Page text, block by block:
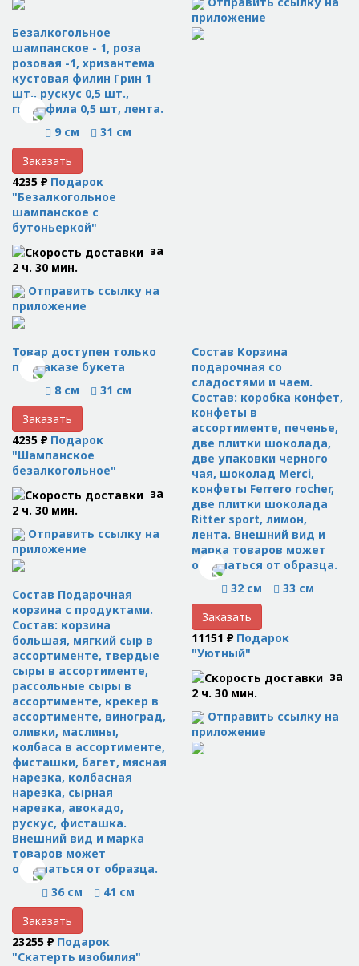
приложение
Безалкогольное
шампанское - 1, роза
розовая -1, хризантема
кустовая филин Грин 1
шт., рускус 0,5 шт.,
гипсофила 0,5 шт, лента.
9 см
31 см
Заказать
4235 ₽ Подарок
"Безалкогольное
шампанское с
бутоньеркой"
за
2 ч. 30 мин.
Отправить ссылку на
приложение
Состав Корзина
подарочная со
сладостями и чаем.
Состав: коробка конфет,
конфеты в
ассортименте, печенье,
две плитки шоколада,
две упаковки черного
чая, шоколад Merci,
конфеты Ferrero rocher,
две плитки шоколада
Ritter sport, лимон,
лента. Внешний вид и
марка товаров может
отличаться от образца.
32 см
33 см
Заказать
11151 ₽ Подарок
"Уютный"
за
2 ч. 30 мин.
Отправить ссылку на
приложение
Товар доступен только
при заказе букета
8 см
31 см
Заказать
4235 ₽ Подарок
"Шампанское
безалкогольное"
за
2 ч. 30 мин.
Отправить ссылку на
приложение
Состав Подарочная
корзина с продуктами.
Состав: корзина
большая, мягкий сыр в
ассортименте, твердые
сыры в ассортименте,
рассольные сыры в
ассортименте, крекер в
ассортименте, виноград,
оливки, маслины,
колбаса в ассортименте,
фисташки, багет, мясная
нарезка, колбасная
нарезка, сырная
нарезка, авокадо,
рускус, фисташка.
Внешний вид и марка
товаров может
отличаться от образца.
36 см
41 см
Заказать
23255 ₽ Подарок
"Скатерть изобилия"